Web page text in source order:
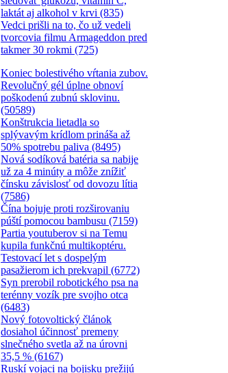
laktát aj alkohol v krvi (835)
Vedci prišli na to, čo už vedeli
tvorcovia filmu Armageddon pred
takmer 30 rokmi (725)
Koniec bolestivého vŕtania zubov.
Revolučný gél úplne obnoví
poškodenú zubnú sklovinu.
(50589)
Konštrukcia lietadla so
splývavým krídlom prináša až
50% spotrebu paliva (8495)
Nová sodíková batéria sa nabije
už za 4 minúty a môže znížiť
čínsku závislosť od dovozu lítia
(7586)
Čína bojuje proti rozširovaniu
púští pomocou bambusu (7159)
Partia youtuberov si na Temu
kupila funkčnú multikoptéru.
Testovací let s dospelým
pasažierom ich prekvapil (6772)
Syn prerobil robotického psa na
terénny vozík pre svojho otca
(6483)
Nový fotovoltický článok
dosiahol účinnosť premeny
slnečného svetla až na úrovni
35,5 % (6167)
Ruskí vojaci na bojisku prežijú